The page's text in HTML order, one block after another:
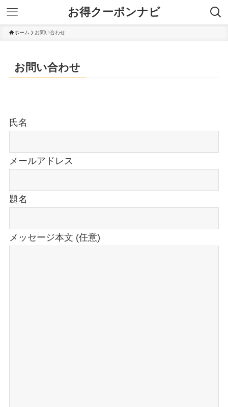
お得クーポンナビ
ホーム お問い合わせ
お問い合わせ
氏名
メールアドレス
題名
メッセージ本文 (任意)